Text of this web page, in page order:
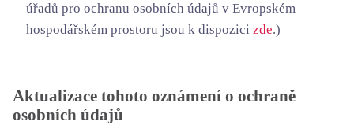
úřadů pro ochranu osobních údajů v Evropském
hospodářském prostoru jsou k dispozicizde.)
Aktualizace tohoto oznámení o ochraně
osobních údajů